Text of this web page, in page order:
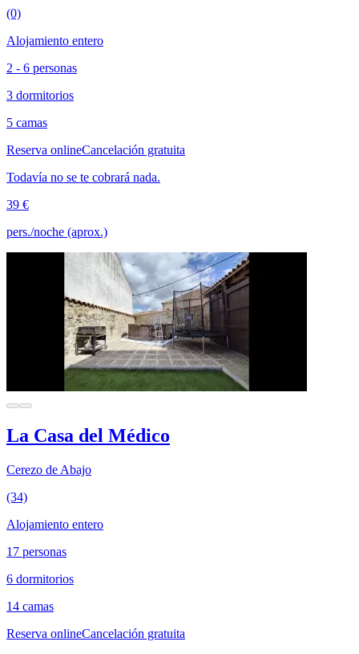
(0)
Alojamiento entero
2 - 6 personas
3 dormitorios
5 camas
Reserva onlineCancelación gratuita
Todavía no se te cobrará nada.
39 €
pers./noche (aprox.)
La Casa del Médico
Cerezo de Abajo
(34)
Alojamiento entero
17 personas
6 dormitorios
14 camas
Reserva onlineCancelación gratuita